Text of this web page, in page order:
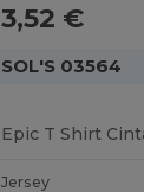
3,52 €
SOL'S 03564
Jersey